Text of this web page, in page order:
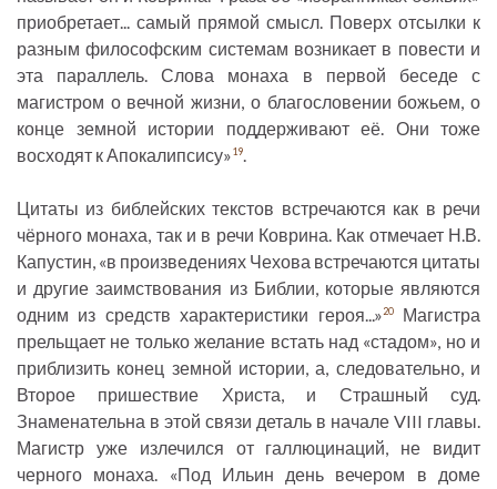
приобретает... самый прямой смысл. Поверх отсылки к
разным философским системам возникает в повести и
эта параллель. Слова монаха в первой беседе с
магистром о вечной жизни, о благословении божьем, о
конце земной истории поддерживают её. Они тоже
восходят к Апокалипсису»19.
Цитаты из библейских текстов встречаются как в речи
чёрного монаха, так и в речи Коврина. Как отмечает Н.В.
Капустин, «в произведениях Чехова встречаются цитаты
и другие заимствования из Библии, которые являются
одним из средств характеристики героя...»20Магистра
прельщает не только желание встать над «стадом», но и
приблизить конец земной истории, а, следовательно, и
Второе пришествие Христа, и Страшный суд.
Знаменательна в этой связи деталь в начале VIII главы.
Магистр уже излечился от галлюцинаций, не видит
черного монаха. «Под Ильин день вечером в доме